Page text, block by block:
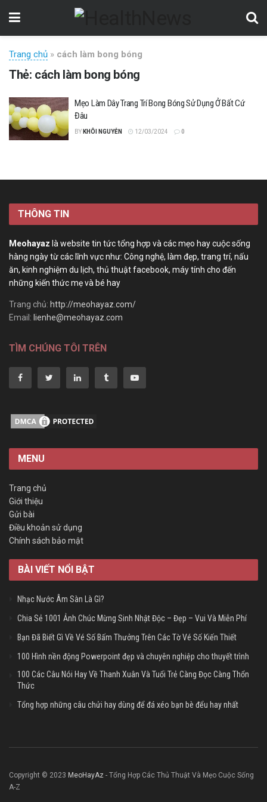
Trang chủ » cách làm bong bóng
Thẻ: cách làm bong bóng
Mẹo Làm Dây Trang Trí Bong Bóng Sử Dụng Ở Bất Cứ
Đâu
BY KHÔI NGUYỄN 12/03/2024 0
THÔNG TIN
Meohayaz là website tin tức tổng hợp và các mẹo hay cuộc sống
hàng ngày từ các lĩnh vực như: Công nghệ, làm đẹp, trang trí, nấu
ăn, kinh nghiệm du lịch, thủ thuật facebook, máy tính cho đến
những kiến thức mẹ và bé hay
Trang chủ: http://meohayaz.com/
Email: lienhe@meohayaz.com
TÌM CHÚNG TÔI TRÊN
MENU
Trang chủ
Giới thiệu
Gửi bài
Điều khoản sử dụng
Chính sách bảo mật
BÀI VIẾT NỔI BẬT
Nhạc Nước Âm Sàn Là Gì?
Chia Sẻ 1001 Ảnh Chúc Mừng Sinh Nhật Độc – Đẹp – Vui Và Miễn Phí
Bạn Đã Biết Gì Về Vé Số Bấm Thưởng Trên Các Tờ Vé Số Kiến Thiết
100 Hình nền động Powerpoint đẹp và chuyên nghiệp cho thuyết trình
100 Các Câu Nói Hay Về Thanh Xuân Và Tuổi Trẻ Càng Đọc Càng Thổn
Thức
Tổng hợp những câu chửi hay dùng để đá xéo bạn bè đểu hay nhất
Copyright © 2023 MeoHayAz - Tổng Hợp Các Thủ Thuật Và Mẹo Cuộc Sống
A-Z